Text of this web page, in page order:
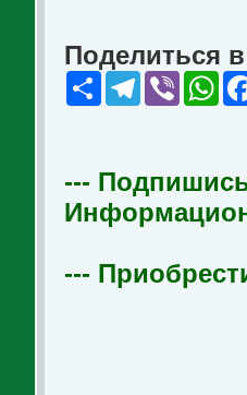
Поделиться
Share Telegram
Viber
---
---